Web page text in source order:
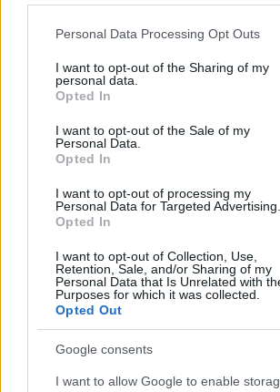
Please note that this website/app uses one
not limited to your visit or usage behaviour.
grant or deny consent to Google and its
use your data for below specified purposes
consent section.
Personal Data Processing Opt Outs
I want to opt-out of the Sharing of my
personal data.
Opted In
I want to opt-out of the Sale of my
Personal Data.
Opted In
I want to opt-out of processing my
Personal Data for Targeted Advertising.
Opted In
I want to opt-out of Collection, Use,
Retention, Sale, and/or Sharing of my
Personal Data that Is Unrelated with
Purposes for which it was collected.
Opted Out
Google consents
I want to allow Google to enable
Nem hagyják kipusztulni a
debreceniek
Újabb szakaszához érkezett hazánk egyik
pócot telepítettek a Navatba és a Nyíres-
Egyetem (DE) szakemberei. A
technológiai kar szakemberei arra
múlva már két korosztályból álló, nagy
PROGRAM
Négyszáz ló veszi be
Hortobágyot
Fogatversenyek, csikósbemutatók és